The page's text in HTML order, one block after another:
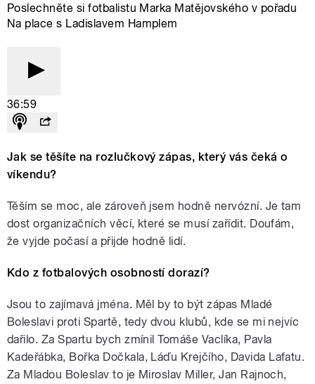
Poslechněte si fotbalistu Marka Matějovského v pořadu
Na place s Ladislavem Hamplem
36:59
Jak se těšíte na rozlučkový zápas, který vás čeká o
víkendu?
Těším se moc, ale zároveň jsem hodně nervózní. Je tam
dost organizačních věcí, které se musí zařídit. Doufám,
že vyjde počasí a přijde hodně lidí.
Kdo z fotbalových osobností dorazí?
Jsou to zajímavá jména. Měl by to být zápas Mladé
Boleslavi proti Spartě, tedy dvou klubů, kde se mi nejvíc
dařilo. Za Spartu bych zmínil Tomáše Vaclíka, Pavla
Kadeřábka, Bořka Dočkala, Láďu Krejčího, Davida Lafatu.
Za Mladou Boleslav to je Miroslav Miller, Jan Rajnoch,